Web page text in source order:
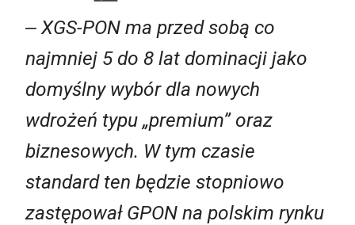
‒ XGS-PON ma przed sobą co
najmniej 5 do 8 lat dominacji jako
domyślny wybór dla nowych
wdrożeń typu „premium” oraz
biznesowych. W tym czasie
standard ten będzie stopniowo
zastępował GPON na polskim rynku